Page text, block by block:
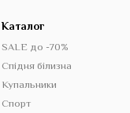
Каталог
SALE до -70%
Спідня білизна
Купальники
Спорт